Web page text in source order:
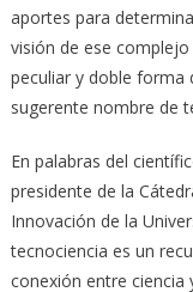
aportes para
visión de ese
peculiar y doble forma
sugerente nombre de
En palabras del
presidente de la
Innovación de la
tecnociencia es un
conexión entre ciencia